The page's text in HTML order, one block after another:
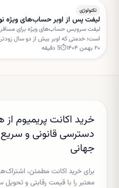
تکنولوژی
لیفت پس از اوبر حساب‌های ویژه
لیفت سرویس حساب‌های ویژه برای
است؛ خدمتی که اوبر بیش از دو سال زودتر
افزایش امنیت و نظارت والدین طراحی
۲۰ بهمن ۱۴۰۴ ⏱
5 دقیقه
خرید اکانت پریمیوم از
دسترسی قانونی و
جهانی
برای خرید اکانت مطمئن،
معتبر را با قیمت رقابتی و تحویل